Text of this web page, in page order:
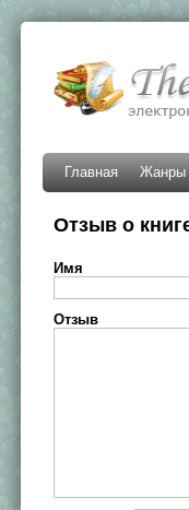
Главная Жанры
Отзыв о
Имя
Отзыв